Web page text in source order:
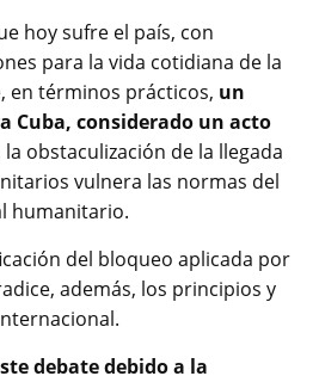
hoy sufre el país, con
para la vida cotidiana de la
en términos prácticos, un
Cuba, considerado un acto
la obstaculización de la llegada
vulnera las normas del
humanitario.
del bloqueo aplicada por
además, los principios y
debate debido a la